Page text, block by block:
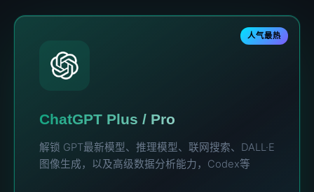
人气最热
ChatGPT Plus / Pro
解锁 GPT最新模型、推理模型、联网搜索、DALL·E
图像生成，以及高级数据分析能力，Codex等